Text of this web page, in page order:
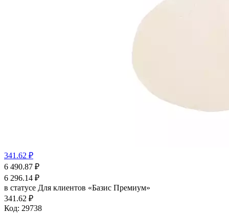
341.62 ₽
6 490.87 ₽
6 296.14 ₽
в статусе Для клиентов «Базис Премиум»
341.62 ₽
Код: 29738